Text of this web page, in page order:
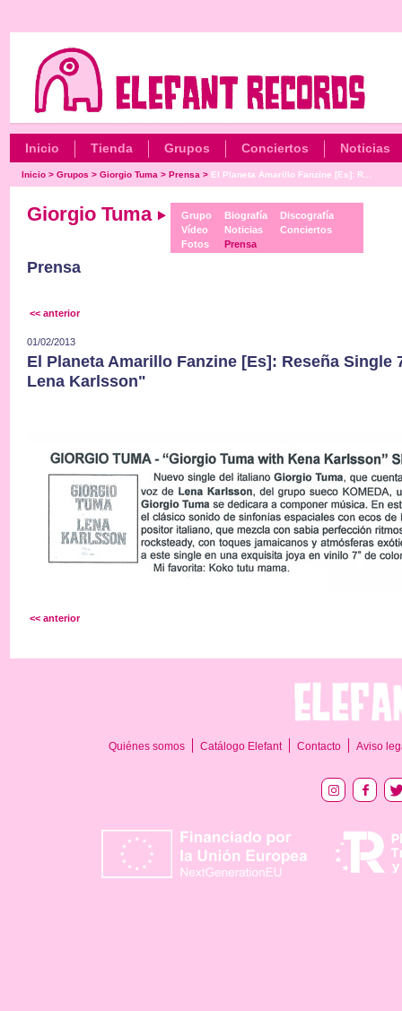
Inicio Tienda Grupos Conciertos Noticias
Inicio> Grupos > Giorgio Tuma > Prensa > El Planeta Amarillo Fanzine [Es]: R...
Giorgio Tuma
Grupo
Vídeo
Fotos
Biografía
Noticias
Prensa
Discografía
Conciertos
Prensa
<< anterior
01/02/2013
El Planeta Amarillo Fanzine [Es]: Reseña Single
Lena Karlsson"
<< anterior
Quiénes somos Catálogo Elefant Contacto Aviso